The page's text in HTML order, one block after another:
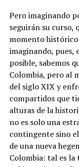
Pero imaginando
seguirán su curso,
momento
imaginando, pues,
posible, sabemos
Colombia, pero al
del siglo XIX y
compartidos que
alturas de la
no es solo una
contingente sino
de una nueva
Colombia: tal es